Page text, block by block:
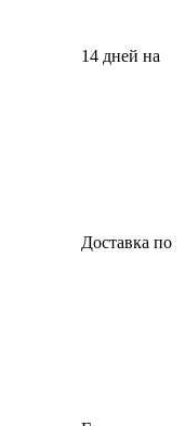
14 дней на
Доставка по